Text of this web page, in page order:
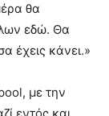
θα
εδώ. Θα
έχεις κάνει.»
με την